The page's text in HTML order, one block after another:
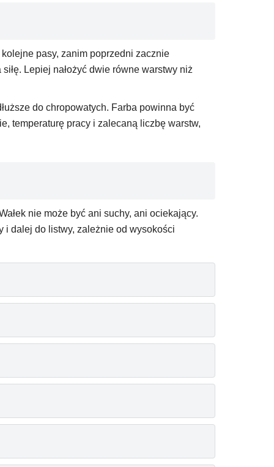
pasy, zanim poprzedni zacznie
Lepiej nałożyć dwie równe warstwy niż
do chropowatych. Farba powinna być
temperaturę pracy i zalecaną liczbę warstw,
nie może być ani suchy, ani ociekający.
i dalej do listwy, zależnie od wysokości